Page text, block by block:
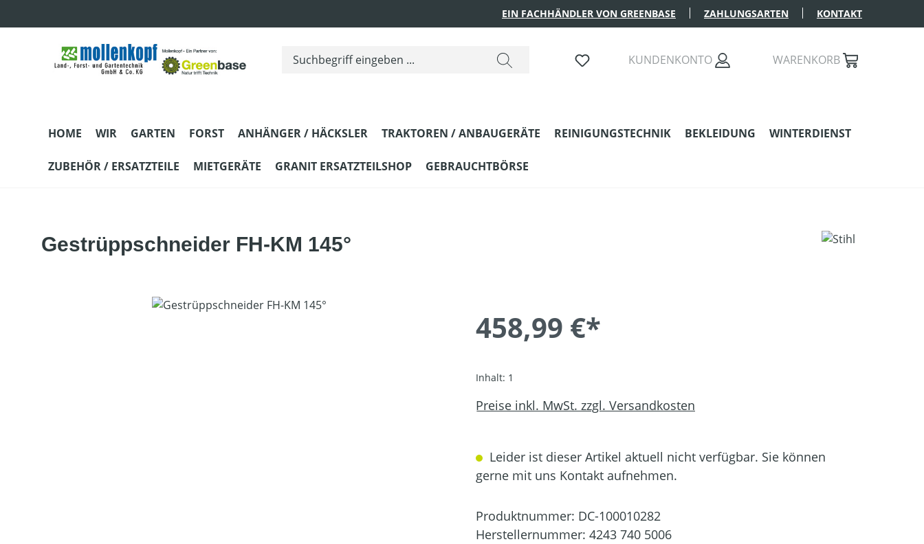
EIN FACHHÄNDLER VON GREENBASE ZAHLUNGSARTEN KONTAKT
KUNDENKONTO WARENKORB
HOME WIR GARTEN FORST ANHÄNGER / HÄCKSLER TRAKTOREN / ANBAUGERÄTE REINIGUNGSTECHNIK BEKLEIDUNG WINTERDIENST
ZUBEHÖR / ERSATZTEILE MIETGERÄTE GRANIT ERSATZTEILSHOP GEBRAUCHTBÖRSE
Gestrüppschneider FH-KM 145°
Bildergalerie überspringen
458,99 €*
Inhalt: 1
Preise inkl. MwSt. zzgl. Versandkosten
Leider ist dieser Artikel aktuell nicht verfügbar. Sie können
gerne mit uns Kontakt aufnehmen.
Produktnummer: DC-100010282
Herstellernummer: 4243 740 5006